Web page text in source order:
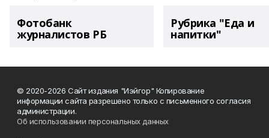
Фотобанк
журналистов РБ
Рубрика "Еда и
напитки"
© 2020-2026 Сайт издания "Иэйгор" Копирование
информации сайта разрешено только с письменного согласия
администрации.
Об использовании персональных данных